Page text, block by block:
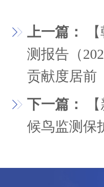
上一篇：
测报告（
贡献度居前
下一篇：
候鸟监测保